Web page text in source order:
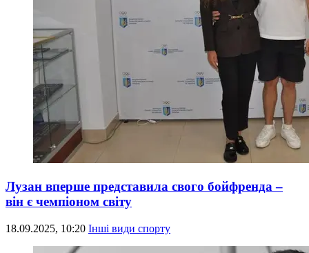
Лузан вперше представила свого бойфренда –
він є чемпіоном світу
18.09.2025, 10:20 Інші види спорту